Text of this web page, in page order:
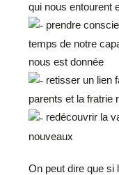
qui nous entourent
prendre
temps de notre
nous est donnée
retisser un lien
parents et la fratrie
redécouvrir la
nouveaux
On peut dire que si